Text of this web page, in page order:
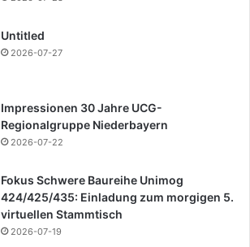
Untitled
2026-07-27
Impressionen 30 Jahre UCG-
Regionalgruppe Niederbayern
2026-07-22
Fokus Schwere Baureihe Unimog
424/425/435: Einladung zum morgigen 5.
virtuellen Stammtisch
2026-07-19